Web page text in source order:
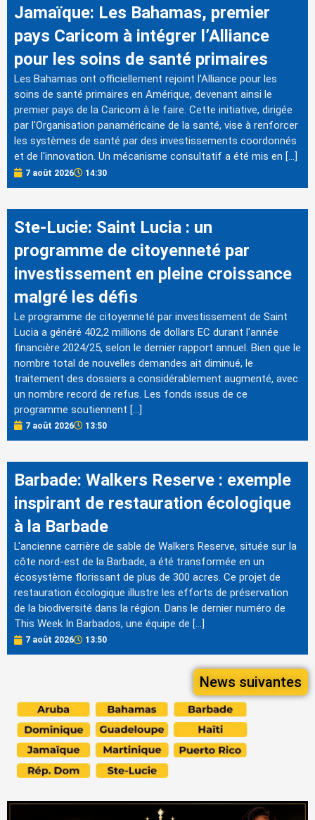
Jamaïque: Les Bahamas, premier
pays Caricom à intégrer l’Alliance
pour les soins de santé primaires
Les Bahamas ont officiellement rejoint l'Alliance pour les
soins de santé primaires en Amérique, devenant ainsi le
premier pays de la Caricom à le faire. Cette initiative, dirigée
par l'Organisation panaméricaine de la santé, vise à renforcer
les systèmes de santé par des investissements coordonnés
et de l'innovation. Un mécanisme consultatif a été mis en […]
7 août 2026 14:30
Ste-Lucie: Saint Lucia : un
programme de citoyenneté par
investissement en pleine croissance
malgré les défis
Le programme de citoyenneté par investissement de Saint
Lucia a généré 402,2 millions de dollars EC durant l'année
financière 2024/25, selon le dernier rapport annuel. Bien que le
nombre total de nouvelles demandes ait diminué, le
traitement des dossiers a considérablement augmenté, avec
un nombre record de refus. Les fonds issus de ce
programme soutiennent […]
7 août 2026 13:50
Barbade: Walkers Reserve : exemple
inspirant de restauration écologique
à la Barbade
L'ancienne carrière de sable de Walkers Reserve, située sur la
côte nord-est de la Barbade, a été transformée en un
écosystème florissant de plus de 300 acres. Ce projet de
restauration écologique illustre les efforts de préservation
de la biodiversité dans la région. Dans le dernier numéro de
This Week In Barbados, une équipe de […]
7 août 2026 13:50
News suivantes